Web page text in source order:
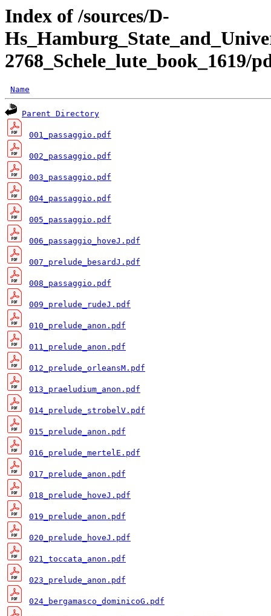
Index of /sources/D-
2768_Schele_lute_book_1619/
Name
Parent Directory
001_passaggio.pdf
002_passaggio.pdf
003_passaggio.pdf
004_passaggio.pdf
005_passaggio.pdf
006_passaggio_hoveJ.pdf
007_prelude_besardJ.pdf
008_passaggio.pdf
009_prelude_rudeJ.pdf
010_prelude_anon.pdf
011_prelude_anon.pdf
012_prelude_orleansM.pdf
013_praeludium_anon.pdf
014_prelude_strobelV.pdf
015_prelude_anon.pdf
016_prelude_mertelE.pdf
017_prelude_anon.pdf
018_prelude_hoveJ.pdf
019_prelude_anon.pdf
020_prelude_hoveJ.pdf
021_toccata_anon.pdf
023_prelude_anon.pdf
024_bergamasco_dominicoG.pdf